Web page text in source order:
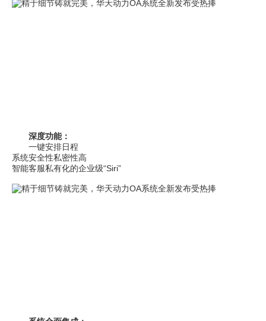
深度功能：
一键安排日程
系统安全性私密性高
智能客服私有化的企业级“Siri”